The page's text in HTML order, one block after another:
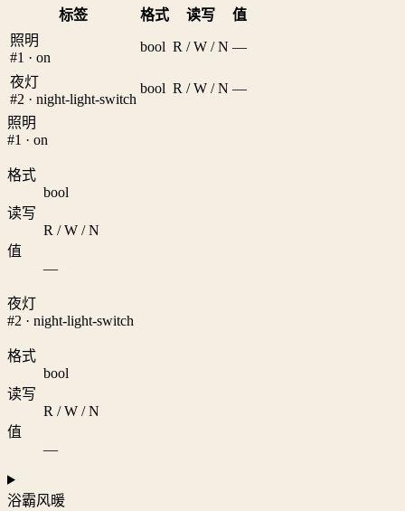
标签 格式 读写
值
照明
#1 · on
bool R / W / N —
夜灯
#2 · night-light-switch
bool R / W / N —
照明
#1 · on
格式
bool
读写
R / W / N
值
—
夜灯
#2 · night-light-switch
格式
bool
读写
R / W / N
值
—
浴霸风暖